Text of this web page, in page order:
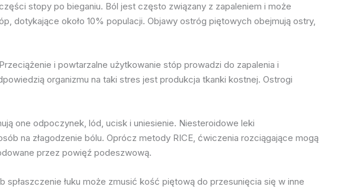
stopy po bieganiu. Ból jest często związany z zapaleniem i może
około 10% populacji. Objawy ostróg piętowych obejmują ostry,
i powtarzalne użytkowanie stóp prowadzi do zapalenia i
organizmu na taki stres jest produkcja tkanki kostnej. Ostrogi
one odpoczynek, lód, ucisk i uniesienie. Niesteroidowe leki
na złagodzenie bólu. Oprócz metody RICE, ćwiczenia rozciągające mogą
przez powięź podeszwową.
łuku może zmusić kość piętową do przesunięcia się w inne